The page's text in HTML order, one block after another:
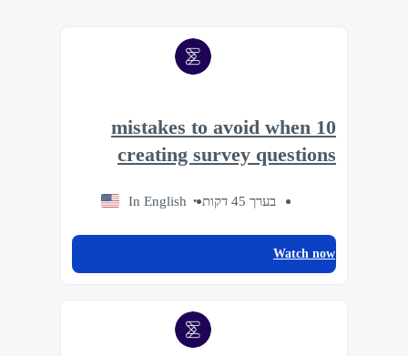
10 mistakes to avoid when
creating survey questions
בערך 45 דקות In English
Watch now